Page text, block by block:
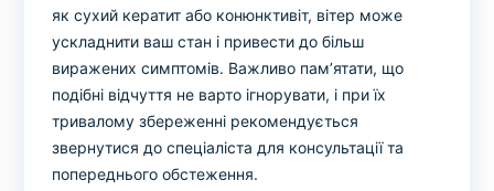
як сухий кератит або конюнктивіт, вітер може
ускладнити ваш стан і привести до більш
виражених симптомів. Важливо пам’ятати, що
подібні відчуття не варто ігнорувати, і при їх
тривалому збереженні рекомендується
звернутися до спеціаліста для консультації та
попереднього обстеження.